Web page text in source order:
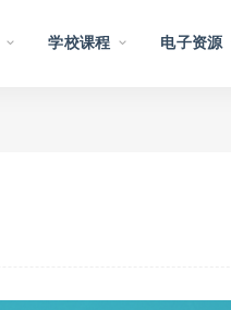
学校课程 电子资源